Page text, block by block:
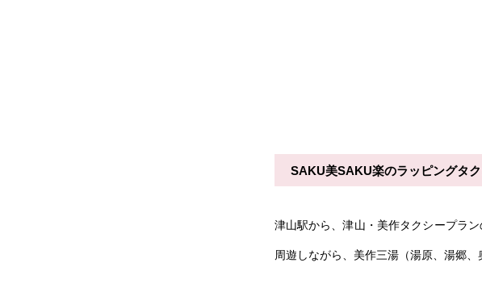
SAKU美SAKU楽のラッピングタ
津山駅から、津山・美作タクシープラ
周遊しながら、美作三湯（湯原、湯郷